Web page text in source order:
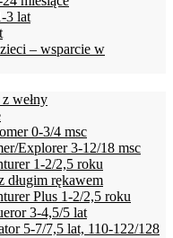
3 lat
– wsparcie w
wełny
0-3/4 msc
Explorer 3-12/18 msc
1-2/2,5 roku
rękawem
Plus 1-2/2,5 roku
3-4,5/5 lat
5-7/7,5 lat, 110-122/128